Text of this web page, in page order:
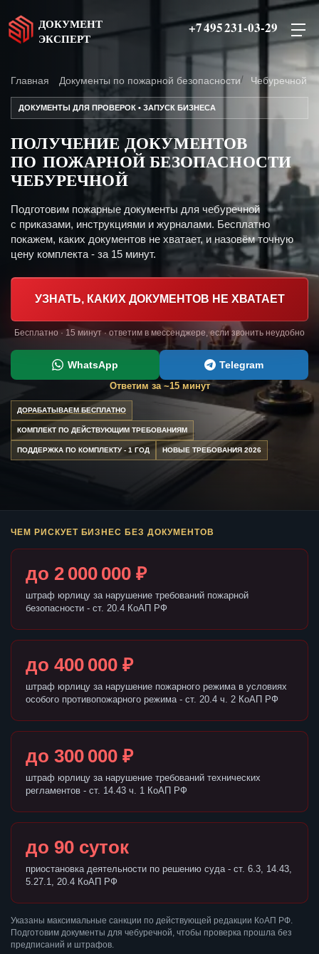
ДОКУМЕНТ
ЭКСПЕРТ
+7 495 231-03-29
Главная Документы по пожарной безопасности Чебуречной
ДОКУМЕНТЫ ДЛЯ ПРОВЕРОК • ЗАПУСК БИЗНЕСА
ПОЛУЧЕНИЕ ДОКУМЕНТОВ
ПО ПОЖАРНОЙ БЕЗОПАСНОСТИ
ЧЕБУРЕЧНОЙ
Подготовим пожарные документы для чебуречной
с приказами, инструкциями и журналами. Бесплатно
покажем, каких документов не хватает, и назовём точную
цену комплекта - за 15 минут.
УЗНАТЬ, КАКИХ ДОКУМЕНТОВ НЕ ХВАТАЕТ
Бесплатно · 15 минут · ответим в мессенджере, если звонить неудобно
WhatsApp Telegram
Ответим за ~15 минут
ДОРАБАТЫВАЕМ БЕСПЛАТНО
КОМПЛЕКТ ПО ДЕЙСТВУЮЩИМ ТРЕБОВАНИЯМ
ПОДДЕРЖКА ПО КОМПЛЕКТУ - 1 ГОД НОВЫЕ ТРЕБОВАНИЯ 2026
ЧЕМ РИСКУЕТ БИЗНЕС БЕЗ ДОКУМЕНТОВ
до 2 000 000 ₽
штраф юрлицу за нарушение требований пожарной
безопасности - ст. 20.4 КоАП РФ
до 400 000 ₽
штраф юрлицу за нарушение пожарного режима в условиях
особого противопожарного режима - ст. 20.4 ч. 2 КоАП РФ
до 300 000 ₽
штраф юрлицу за нарушение требований технических
регламентов - ст. 14.43 ч. 1 КоАП РФ
до 90 суток
приостановка деятельности по решению суда - ст. 6.3, 14.43,
5.27.1, 20.4 КоАП РФ
Указаны максимальные санкции по действующей редакции КоАП РФ.
Подготовим документы для чебуречной, чтобы проверка прошла без
предписаний и штрафов.